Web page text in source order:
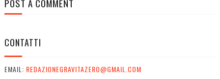
POST A COMMENT
CONTATTI
EMAIL: REDAZIONEGRAVITAZERO@GMAIL.COM